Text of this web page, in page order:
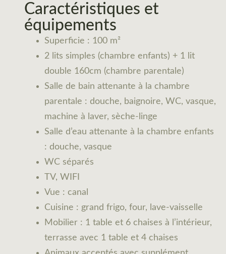
Caractéristiques et
équipements
Superficie : 100 m²
2 lits simples (chambre enfants) + 1 lit
double 160cm (chambre parentale)
Salle de bain attenante à la chambre
parentale : douche, baignoire, WC, vasque,
machine à laver, sèche-linge
Salle d’eau attenante à la chambre enfants
: douche, vasque
WC séparés
TV, WIFI
Vue : canal
Cuisine : grand frigo, four, lave-vaisselle
Mobilier : 1 table et 6 chaises à l’intérieur,
terrasse avec 1 table et 4 chaises